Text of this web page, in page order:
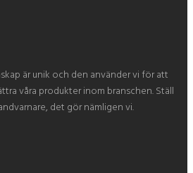
är unik och den använder vi för att
våra produkter inom branschen. Ställ
det gör nämligen vi.